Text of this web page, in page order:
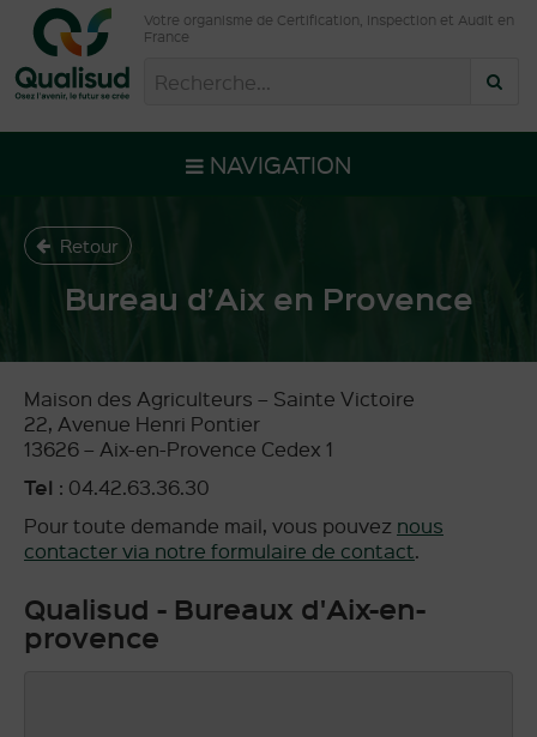
Votre organisme de Certification, Inspection et Audit en
France
NAVIGATION
Retour
Bureau d’Aix en Provence
Maison des Agriculteurs – Sainte Victoire
22, Avenue Henri Pontier
13626 – Aix-en-Provence Cedex 1
Tel : 04.42.63.36.30
Pour toute demande mail, vous pouvez nous
contacter via notre formulaire de contact.
Qualisud - Bureaux d'Aix-en-
provence